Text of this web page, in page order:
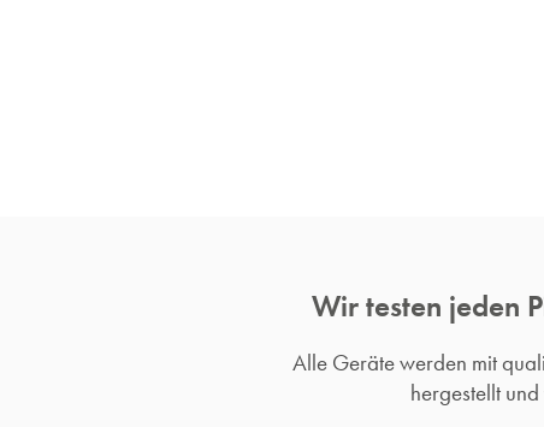
Wir testen jeden
Alle Geräte werden mit
hergestellt